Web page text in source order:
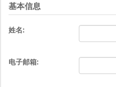
基本信息
姓名:
电子邮箱: